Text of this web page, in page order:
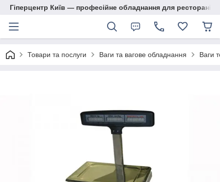
Гіперцентр Київ — професійне обладнання для ресторанів,
Товари та послуги Ваги та вагове обладнання Ваги